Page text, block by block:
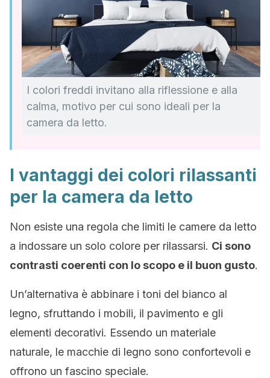
I colori freddi invitano alla riflessione e alla
calma, motivo per cui sono ideali per la
camera da letto.
I vantaggi dei colori rilassanti
per la camera da letto
Non esiste una regola che limiti le camere da letto
a indossare un solo colore per rilassarsi. Ci sono
contrasti coerenti con lo scopo e il buon gusto.
Un’alternativa è abbinare i toni del bianco al
legno, sfruttando i mobili, il pavimento e gli
elementi decorativi. Essendo un materiale
naturale, le macchie di legno sono confortevoli e
offrono un fascino speciale.